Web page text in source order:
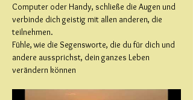
Computer oder Handy, schließe die Augen und
verbinde dich geistig mit allen anderen, die
teilnehmen.
Fühle, wie die Segensworte, die du für dich und
andere aussprichst, dein ganzes Leben
verändern können